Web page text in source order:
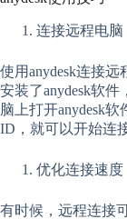
连接远程电脑
使用anydesk连接
安装了anydesk软
脑上打开anydesk
ID，就可以开始连
优化连接速度
有时候，远程连接